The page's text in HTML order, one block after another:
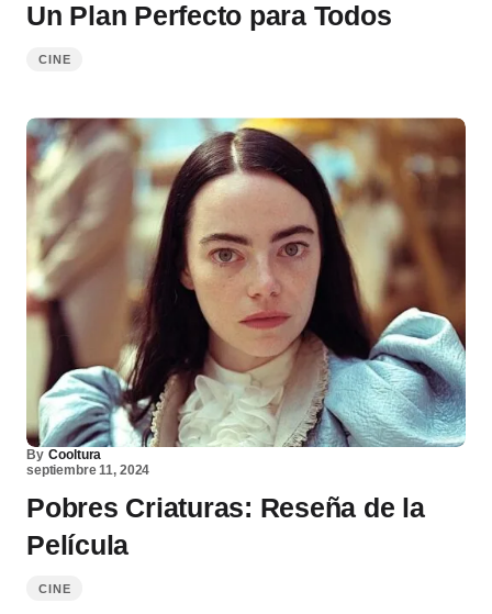
Un Plan Perfecto para Todos
CINE
By Cooltura
septiembre 11, 2024
Pobres Criaturas: Reseña de la
Película
CINE